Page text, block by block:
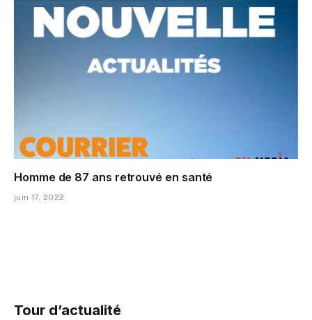
Homme de 87 ans retrouvé en santé
juin 17, 2022
Tour d’actualité